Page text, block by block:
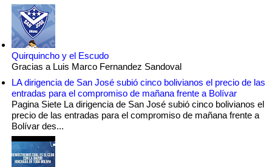
Quirquincho y el Escudo
Gracias a Luis Marco Fernandez Sandoval
LA dirigencia de San José subió cinco bolivianos el precio de las
entradas para el compromiso de mañana frente a Bolívar
Pagina Siete La dirigencia de San José subió cinco bolivianos el
precio de las entradas para el compromiso de mañana frente a
Bolívar des...